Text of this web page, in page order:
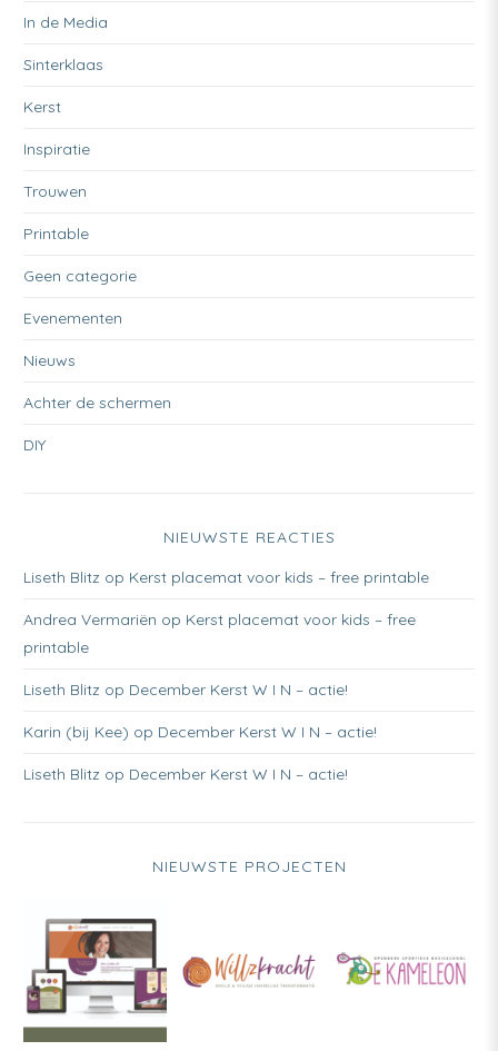
In de Media
Sinterklaas
Kerst
Inspiratie
Trouwen
Printable
Geen categorie
Evenementen
Nieuws
Achter de schermen
DIY
NIEUWSTE REACTIES
Liseth Blitz op Kerst placemat voor kids – free printable
Andrea Vermariën op Kerst placemat voor kids – free
printable
Liseth Blitz op December Kerst W I N – actie!
Karin (bij Kee) op December Kerst W I N – actie!
Liseth Blitz op December Kerst W I N – actie!
NIEUWSTE PROJECTEN